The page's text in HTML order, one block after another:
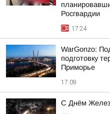
Росгвардии
17:24
WarGonzo:
подготовку
Приморье
17:09
С Днём